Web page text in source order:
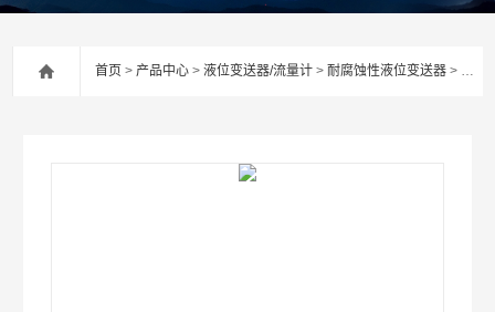
首页 >产品中心 >液位变送器/流量计 > 耐腐蚀性液位变送器 > 【上海朝辉】电容液位变送器